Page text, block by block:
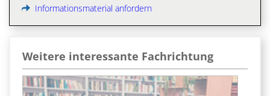
Informationsmaterial anfordern
Weitere interessante Fachrichtung